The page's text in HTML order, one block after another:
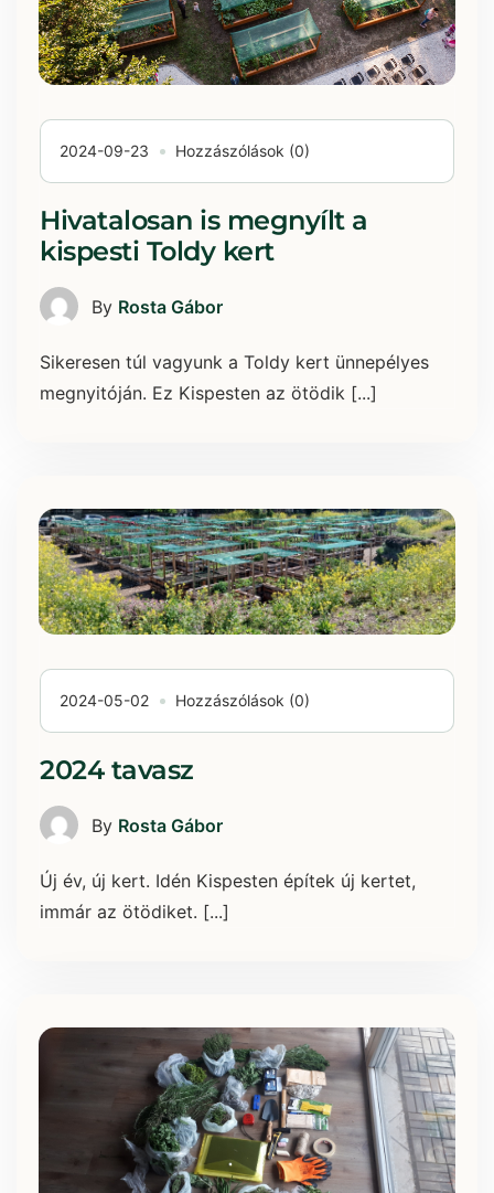
2024-09-23 Hozzászólások (0)
Hivatalosan is megnyílt a
kispesti Toldy kert
By Rosta Gábor
Sikeresen túl vagyunk a Toldy kert ünnepélyes
megnyitóján. Ez Kispesten az ötödik [...]
2024-05-02 Hozzászólások (0)
2024 tavasz
By Rosta Gábor
Új év, új kert. Idén Kispesten építek új kertet,
immár az ötödiket. [...]